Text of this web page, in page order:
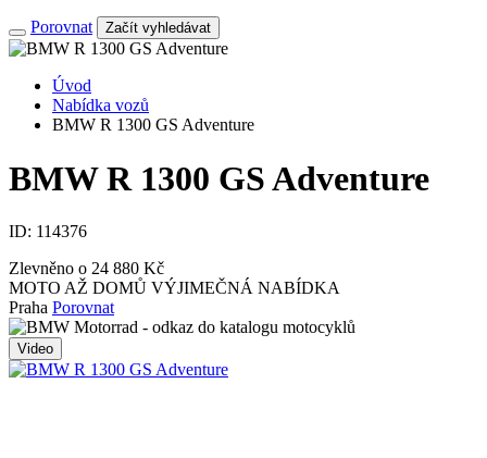
Porovnat Začít vyhledávat
Úvod
Nabídka vozů
BMW R 1300 GS Adventure
BMW R 1300 GS Adventure
ID: 114376
Zlevněno o 24 880 Kč
MOTO AŽ DOMŮ VÝJIMEČNÁ NABÍDKA
Praha Porovnat
Video